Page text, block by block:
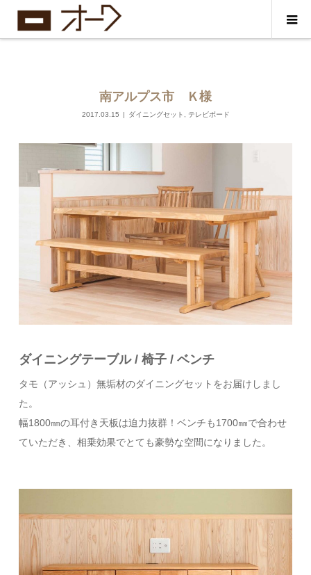
南アルプス市 Ｋ様
2017.03.15 ダイニングセット テレビボード
ダイニングテーブル / 椅子 / ベンチ
タモ（アッシュ）無垢材のダイニングセットをお届けしまし
た。
幅1800㎜の耳付き天板は迫力抜群！ベンチも1700㎜で合わせ
ていただき、相乗効果でとても豪勢な空間になりました。